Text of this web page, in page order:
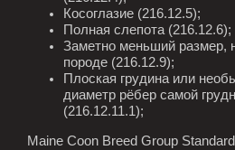
Косоглазие (216.12.5);
Полная слепота (216.12.6);
Заметно меньший размер,
породе (216.12.9);
Плоская грудина или
диаметр рёбер самой
(216.12.11.1);
Maine Coon Breed Group